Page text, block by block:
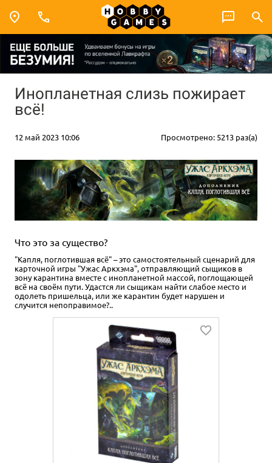
Инопланетная слизь пожирает
всё!
12 май 2023 10:06 Просмотрено: 5213 раз(а)
Что это за существо?
"Капля, поглотившая всё" – это самостоятельный сценарий для
карточной игры "Ужас Аркхэма", отправляющий сыщиков в
зону карантина вместе с инопланетной массой, поглощающей
всё на своём пути. Удастся ли сыщикам найти слабое место и
одолеть пришельца, или же карантин будет нарушен и
случится непоправимое?..